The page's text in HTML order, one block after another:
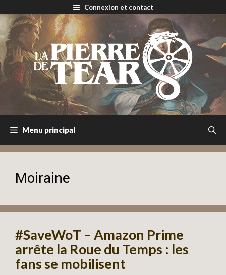
au
contenu
Connexion et contact
Menu principal
Moiraine
#SaveWoT – Amazon Prime
arrête la Roue du Temps : les
fans se mobilisent